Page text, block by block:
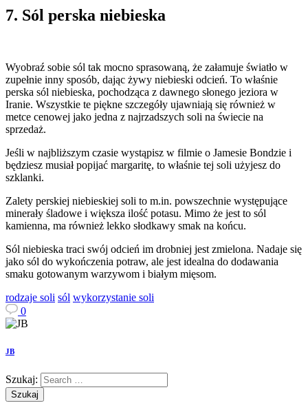
7. Sól perska niebieska
Wyobraź sobie sól tak mocno sprasowaną, że załamuje światło w
zupełnie inny sposób, dając żywy niebieski odcień. To właśnie
perska sól niebieska, pochodząca z dawnego słonego jeziora w
Iranie. Wszystkie te piękne szczegóły ujawniają się również w
metce cenowej jako jedna z najrzadszych soli na świecie na
sprzedaż.
Jeśli w najbliższym czasie wystąpisz w filmie o Jamesie Bondzie i
będziesz musiał popijać margaritę, to właśnie tej soli użyjesz do
szklanki.
Zalety perskiej niebieskiej soli to m.in. powszechnie występujące
minerały śladowe i większa ilość potasu. Mimo że jest to sól
kamienna, ma również lekko słodkawy smak na końcu.
Sól niebieska traci swój odcień im drobniej jest zmielona. Nadaje się
jako sól do wykończenia potraw, ale jest idealna do dodawania
smaku gotowanym warzywom i białym mięsom.
rodzaje soli sól wykorzystanie soli
0
JB
Szukaj: